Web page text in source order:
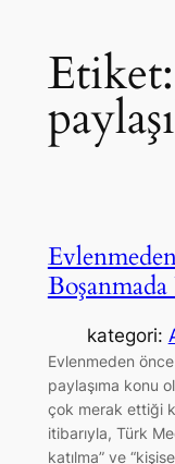
Etiket:
Boşanmada
kategori:
Evlenmeden
paylaşıma konu
çok merak ettiği
itibarıyla, Türk
katılma” ve